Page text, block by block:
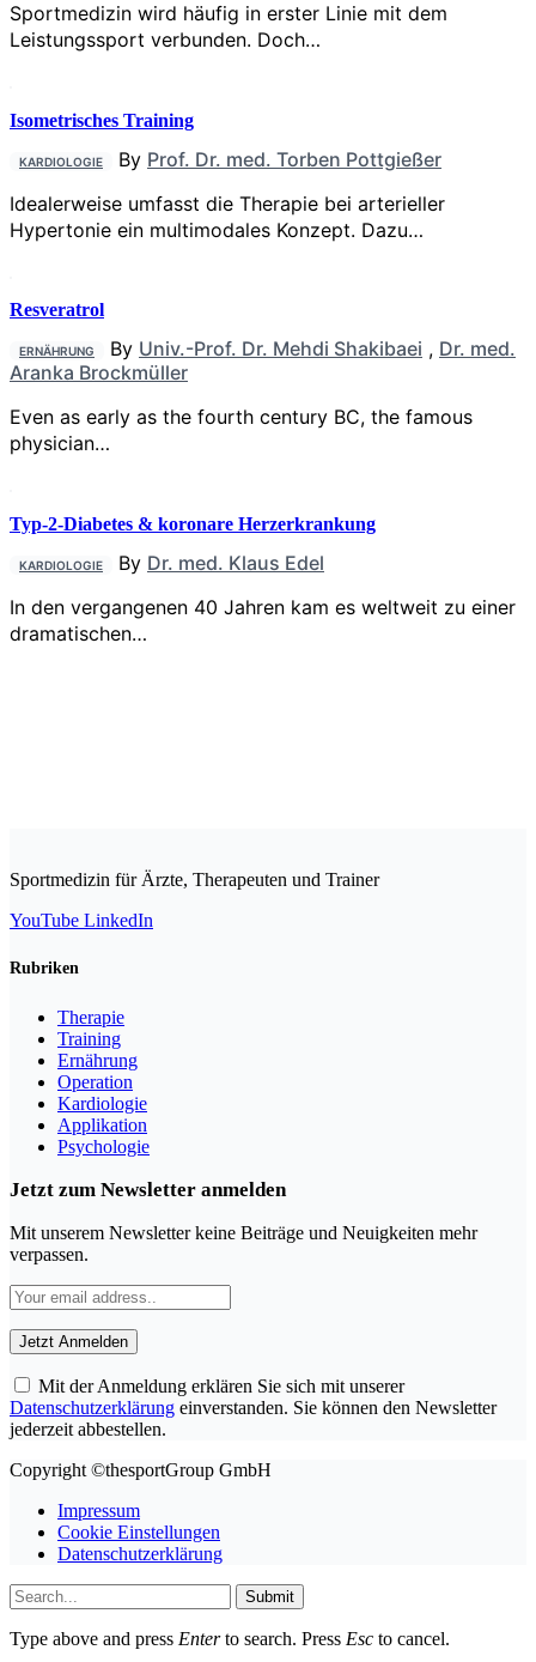
Sportmedizin wird häufig in erster Linie mit dem
Leistungssport verbunden. Doch…
Isometrisches Training
KARDIOLOGIE By Prof. Dr. med. Torben Pottgießer
Idealerweise umfasst die Therapie bei arterieller
Hypertonie ein multimodales Konzept. Dazu…
Resveratrol
ERNÄHRUNG By Univ.-Prof. Dr. Mehdi Shakibaei , Dr. med.
Aranka Brockmüller
Even as early as the fourth century BC, the famous
physician…
Typ-2-Diabetes & koronare Herzerkrankung
KARDIOLOGIE By Dr. med. Klaus Edel
In den vergangenen 40 Jahren kam es weltweit zu einer
dramatischen…
Sportmedizin für Ärzte, Therapeuten und Trainer
YouTube LinkedIn
Rubriken
Therapie
Training
Ernährung
Operation
Kardiologie
Applikation
Psychologie
Jetzt zum Newsletter anmelden
Mit unserem Newsletter keine Beiträge und Neuigkeiten mehr
verpassen.
Mit der Anmeldung erklären Sie sich mit unserer
Datenschutzerklärung einverstanden. Sie können den Newsletter
jederzeit abbestellen.
Copyright ©thesportGroup GmbH
Impressum
Cookie Einstellungen
Datenschutzerklärung
Submit
Type above and press Enterto search. Press Esc to cancel.